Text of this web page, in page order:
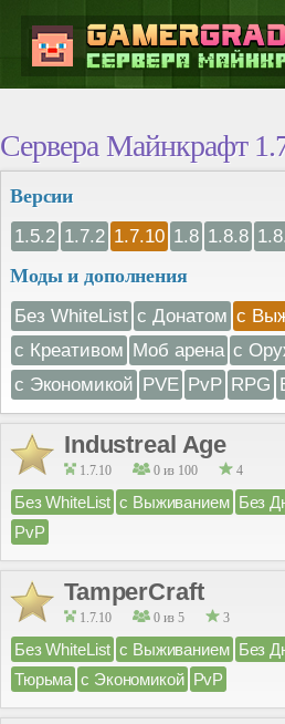
Сервера Майнкрафт
Версии
1.5.2 1.7.2 1.7.10 1.8 1.8.8
Моды и дополнения
Без WhiteList с Донатом с
с Креативом Моб арена с
с Экономикой PVE PvP RPG
Industreal Age
1.7.10 0 из 100 4
Без WhiteList с Выживанием Без
PvP
TamperCraft
1.7.10 0 из 5 3
Без WhiteList с Выживанием Без
Тюрьма с Экономикой PvP